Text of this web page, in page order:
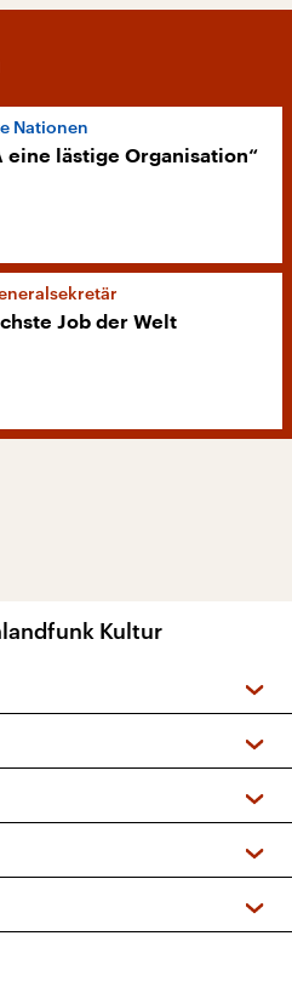
Nationen
eine lästige Organisation“
Job der Welt
Kultur
DAB+)